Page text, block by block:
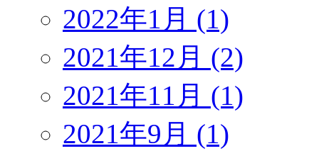
2022年1月 (1)
2021年12月 (2)
2021年11月 (1)
2021年9月 (1)